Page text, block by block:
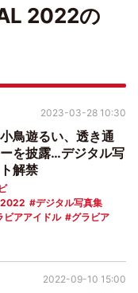
2022の
鳥遊るい、透き通
を披露…デジタル写
解禁
2022
デジタル写真集
ビアアイドル
グラビア
2023-03-28 10:30
2022-09-10 15:00